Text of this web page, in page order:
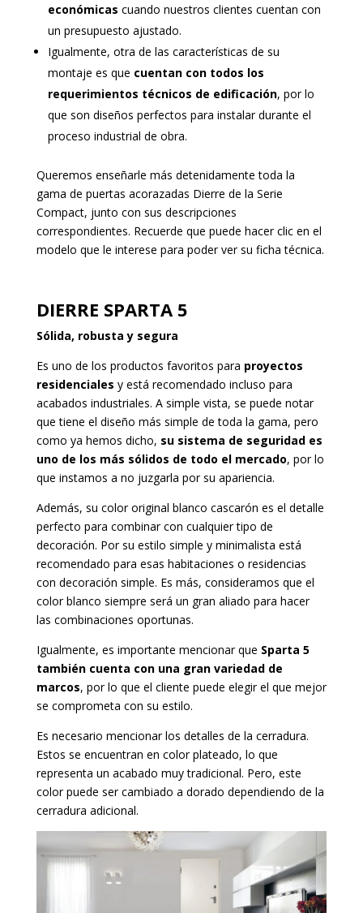
económicas cuando nuestros clientes cuentan con
un presupuesto ajustado.
Igualmente, otra de las características de su
montaje es que cuentan con todos los
requerimientos técnicos de edificación, por lo
que son diseños perfectos para instalar durante el
proceso industrial de obra.
Queremos enseñarle más detenidamente toda la
gama de puertas acorazadas Dierre de la Serie
Compact, junto con sus descripciones
correspondientes. Recuerde que puede hacer clic en el
modelo que le interese para poder ver su ficha técnica.
DIERRE SPARTA 5
Sólida, robusta y segura
Es uno de los productos favoritos para proyectos
residenciales y está recomendado incluso para
acabados industriales. A simple vista, se puede notar
que tiene el diseño más simple de toda la gama, pero
como ya hemos dicho, su sistema de seguridad es
uno de los más sólidos de todo el mercado, por lo
que instamos a no juzgarla por su apariencia.
Además, su color original blanco cascarón es el detalle
perfecto para combinar con cualquier tipo de
decoración. Por su estilo simple y minimalista está
recomendado para esas habitaciones o residencias
con decoración simple. Es más, consideramos que el
color blanco siempre será un gran aliado para hacer
las combinaciones oportunas.
Igualmente, es importante mencionar que Sparta 5
también cuenta con una gran variedad de
marcos, por lo que el cliente puede elegir el que mejor
se comprometa con su estilo.
Es necesario mencionar los detalles de la cerradura.
Estos se encuentran en color plateado, lo que
representa un acabado muy tradicional. Pero, este
color puede ser cambiado a dorado dependiendo de la
cerradura adicional.